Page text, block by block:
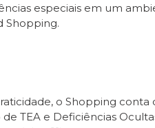
especiais em um
Shopping.
o Shopping
TEA e Deficiências